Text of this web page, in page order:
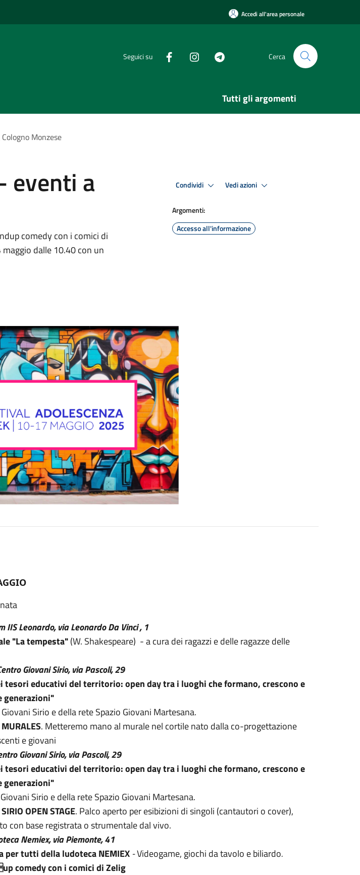
Accedi all'area personale
Seguici su Cerca
Tutti gli argomenti
Monzese
eventi a
comedy con i comici di
dalle 10.40 con un
Condividi Vedi azioni
Argomenti:
Accesso all'informazione
IIS Leonardo, via Leonardo Da Vinci , 1
"La tempesta"(W. Shakespeare) - a cura dei ragazzi e delle ragazze delle
Giovani Sirio, via Pascoli, 29
tesori educativi del territorio: open day tra i luoghi che formano, crescono e
generazioni"
Sirio e della rete Spazio Giovani Martesana.
MURALES. Metteremo mano al murale nel cortile nato dalla co-progettazione
e giovani
Giovani Sirio, via Pascoli, 29
tesori educativi del territorio: open day tra i luoghi che formano, crescono e
generazioni"
Sirio e della rete Spazio Giovani Martesana.
SIRIO OPEN STAGE. Palco aperto per esibizioni di singoli (cantautori o cover),
con base registrata o strumentale dal vivo.
Nemiex, via Piemonte, 41
tutti della ludoteca NEMIEX-Videogame, giochi da tavolo e biliardo.
comedy con i comici di Zelig